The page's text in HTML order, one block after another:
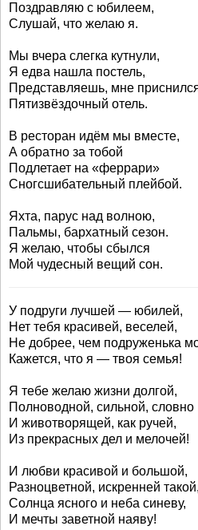
Поздравляю с юбилеем,
Слушай, что желаю я.
Мы вчера слегка кутнули,
Я едва нашла постель,
Представляешь, мне
Пятизвёздочный отель.
В ресторан идём мы вместе,
А обратно за тобой
Подлетает на «феррари»
Сногсшибательный плейбой.
Яхта, парус над волною,
Пальмы, бархатный сезон.
Я желаю, чтобы сбылся
Мой чудесный вещий сон.
У подруги лучшей — юбилей,
Нет тебя красивей, веселей,
Не добрее, чем подруженька
Кажется, что я — твоя семья!
Я тебе желаю жизни долгой,
Полноводной, сильной, словно
И животворящей, как ручей,
Из прекрасных дел и мелочей!
И любви красивой и большой,
Разноцветной, искренней такой,
Солнца ясного и неба синеву,
И мечты заветной наяву!